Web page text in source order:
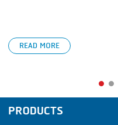
READ MORE
PRODUCTS